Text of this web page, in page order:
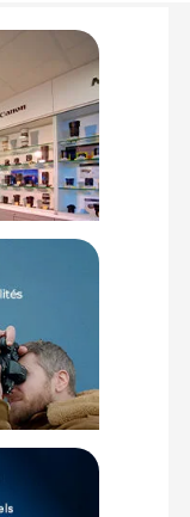
trépied avec
dos, tout en
en quatre motifs
d’un filet anti-
même porte
éclair
lors de
de 2 500
Des auvents
ouvertures et
également